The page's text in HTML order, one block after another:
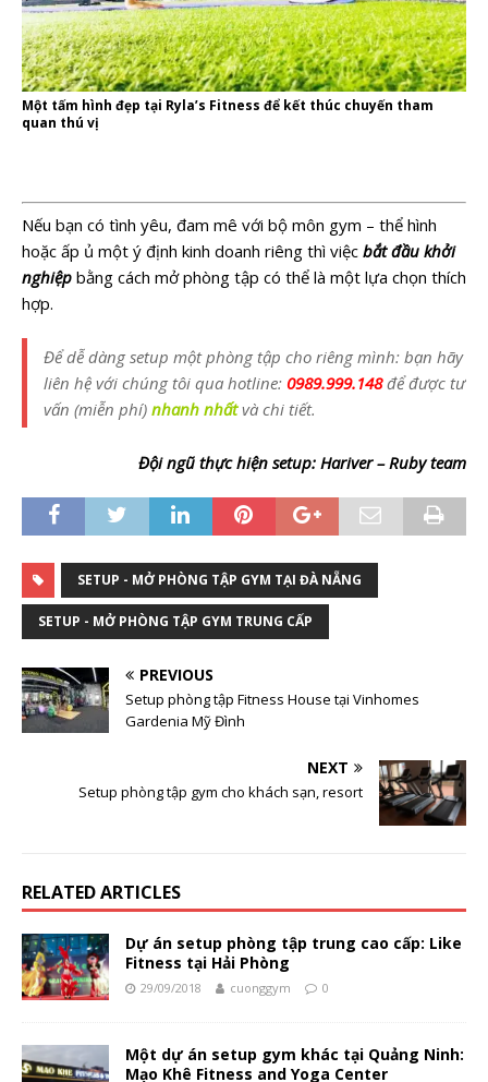
Một tấm hình đẹp tại Ryla’s Fitness để kết thúc chuyến tham
quan thú vị
Nếu bạn có tình yêu, đam mê với bộ môn gym – thể hình
hoặc ấp ủ một ý định kinh doanh riêng thì việc bắt đầu khởi
nghiệp bằng cách mở phòng tập có thể là một lựa chọn thích
hợp.
Để dễ dàng setup một phòng tập cho riêng mình: bạn hãy
liên hệ với chúng tôi qua hotline: 0989.999.148để được tư
vấn (miễn phí) nhanh nhấtvà chi tiết.
Đội ngũ thực hiện setup: Hariver – Ruby team
SETUP - MỞ PHÒNG TẬP GYM TẠI ĐÀ NẴNG
SETUP - MỞ PHÒNG TẬP GYM TRUNG CẤP
PREVIOUS
Setup phòng tập Fitness House tại Vinhomes
Gardenia Mỹ Đình
NEXT
Setup phòng tập gym cho khách sạn, resort
RELATED ARTICLES
Dự án setup phòng tập trung cao cấp: Like
Fitness tại Hải Phòng
29/09/2018 cuonggym 0
Một dự án setup gym khác tại Quảng Ninh:
Mạo Khê Fitness and Yoga Center